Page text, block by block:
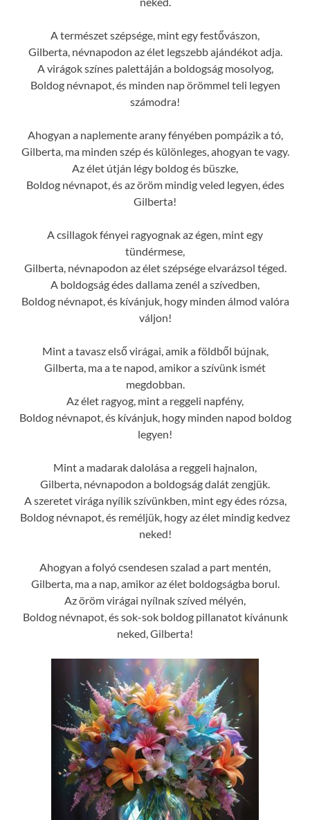
A természet szépsége, mint egy festővászon,
Gilberta, névnapodon az élet legszebb ajándékot adja.
A virágok színes palettáján a boldogság mosolyog,
Boldog névnapot, és minden nap örömmel teli legyen
számodra!
Ahogyan a naplemente arany fényében pompázik a tó,
Gilberta, ma minden szép és különleges, ahogyan te vagy.
Az élet útján légy boldog és büszke,
Boldog névnapot, és az öröm mindig veled legyen, édes
Gilberta!
A csillagok fényei ragyognak az égen, mint egy
tündérmese,
Gilberta, névnapodon az élet szépsége elvarázsol téged.
A boldogság édes dallama zenél a szívedben,
Boldog névnapot, és kívánjuk, hogy minden álmod valóra
váljon!
Mint a tavasz első virágai, amik a földből bújnak,
Gilberta, ma a te napod, amikor a szívünk ismét
megdobban.
Az élet ragyog, mint a reggeli napfény,
Boldog névnapot, és kívánjuk, hogy minden napod boldog
legyen!
Mint a madarak dalolása a reggeli hajnalon,
Gilberta, névnapodon a boldogság dalát zengjük.
A szeretet virága nyílik szívünkben, mint egy édes rózsa,
Boldog névnapot, és reméljük, hogy az élet mindig kedvez
neked!
Ahogyan a folyó csendesen szalad a part mentén,
Gilberta, ma a nap, amikor az élet boldogságba borul.
Az öröm virágai nyílnak szíved mélyén,
Boldog névnapot, és sok-sok boldog pillanatot kívánunk
neked, Gilberta!